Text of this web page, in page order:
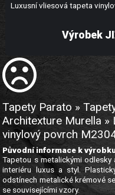
Luxusní vliesová tapeta
Výrobek
Tapety Parato »
Architexture Murella »
vinylový povrch
Původní informace k
Tapetou s metalickými
interiéru luxus a styl.
odstínech metalické krémové
se souvisejícími vzory.